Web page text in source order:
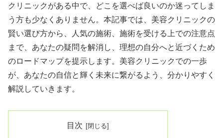
クリニックがある中で、どこを選べば良いのか迷ってしま
う方も少なくありません。本記事では、美容クリニックの
賢い選び方から、人気の施術、施術を受ける上での注意点
まで、あなたの疑問を解消し、理想の自分へと近づくため
のロードマップを提示します。美容クリニックでの一歩
が、あなたの自信と輝く未来に繋がるよう、分かりやすく
解説していきます。
目次